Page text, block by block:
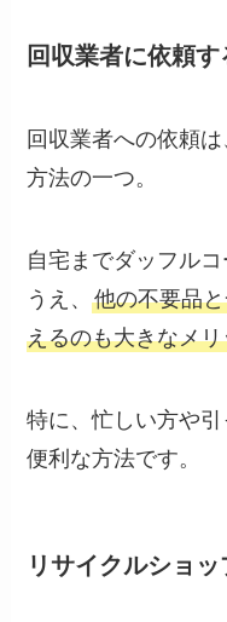
回収業者に依頼す
回収業者への依頼
方法の一つ。
自宅までダッフル
うえ、他の不要品
えるのも大きなメ
特に、忙しい方や
便利な方法です。
リサイクルショ